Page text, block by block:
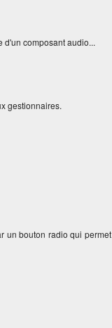
d'un composant audio...
gestionnaires.
un bouton radio qui permet